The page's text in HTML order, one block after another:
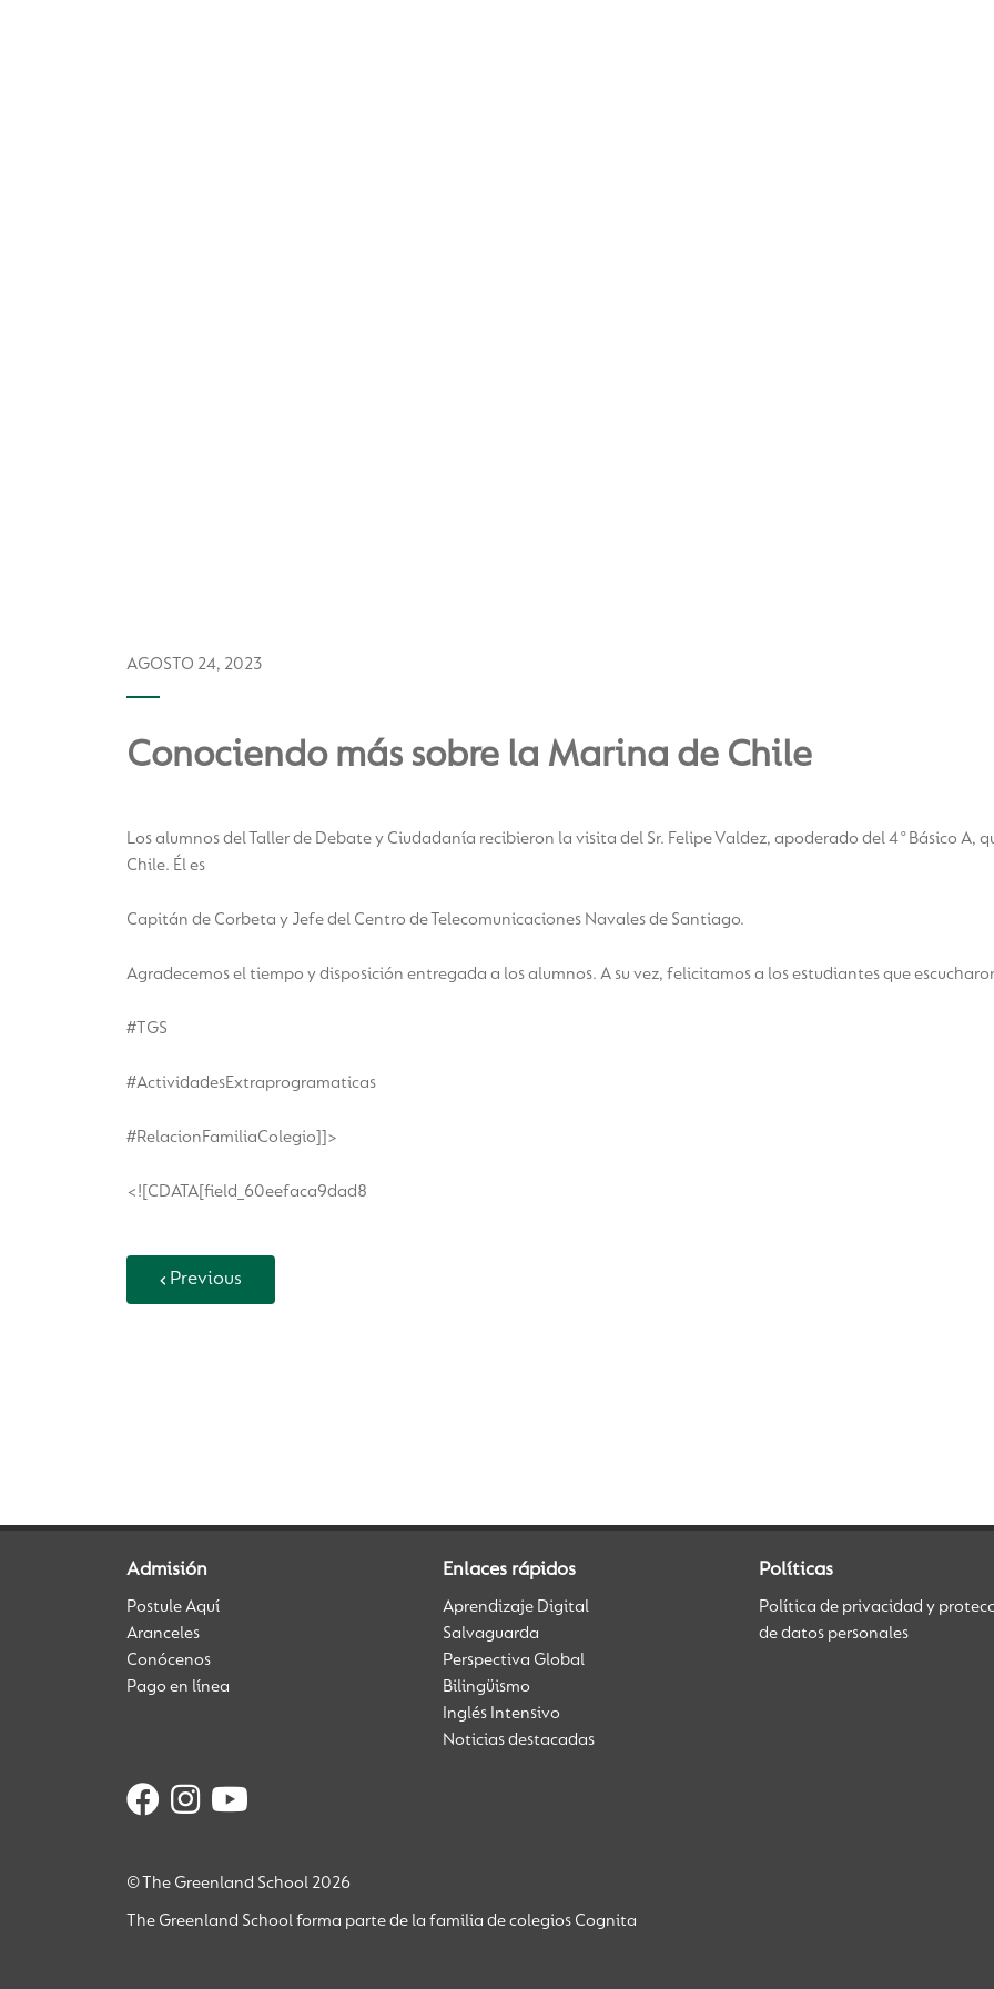
AGOSTO 24, 2023
Conociendo más sobre la Marina de Chile
Los alumnos del Taller de Debate y Ciudadanía recibieron la visita del Sr. Felipe Valdez, apoderado del 4°Básico A,
Chile. Él es
Capitán de Corbeta y Jefe del Centro de Telecomunicaciones Navales de Santiago.
Agradecemos el tiempo y disposición entregada a los alumnos. A su vez, felicitamos a los estudiantes que
#TGS
#ActividadesExtraprogramaticas
#RelacionFamiliaColegio]]>
<![CDATA[field_60eefaca9dad8
Previous
Admisión
Postule Aquí
Aranceles
Conócenos
Pago en línea
Enlaces rápidos
Aprendizaje Digital
Salvaguarda
Perspectiva Global
Bilingüismo
Inglés Intensivo
Noticias destacadas
Políticas
Política de privacidad y
de datos personales
© The Greenland School 2026
The Greenland School forma parte de la familia de colegios Cognita